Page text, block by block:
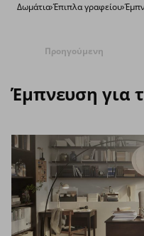
Δωμάτια›Έπιπλα γραφείου›
Προηγούμενη
Έμπνευση για